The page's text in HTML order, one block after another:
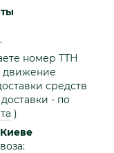
номер ТТН
движение
средств
- по
)